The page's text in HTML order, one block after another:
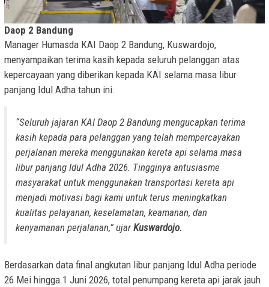
Daop 2 Bandung
Manager Humasda KAI Daop 2 Bandung, Kuswardojo,
menyampaikan terima kasih kepada seluruh pelanggan atas
kepercayaan yang diberikan kepada KAI selama masa libur
panjang Idul Adha tahun ini.
“Seluruh jajaran KAI Daop 2 Bandung mengucapkan terima
kasih kepada para pelanggan yang telah mempercayakan
perjalanan mereka menggunakan kereta api selama masa
libur panjang Idul Adha 2026. Tingginya antusiasme
masyarakat untuk menggunakan transportasi kereta api
menjadi motivasi bagi kami untuk terus meningkatkan
kualitas pelayanan, keselamatan, keamanan, dan
kenyamanan perjalanan,” ujarKuswardojo.
Berdasarkan data final angkutan libur panjang Idul Adha periode
26 Mei hingga 1 Juni 2026, total penumpang kereta api jarak jauh